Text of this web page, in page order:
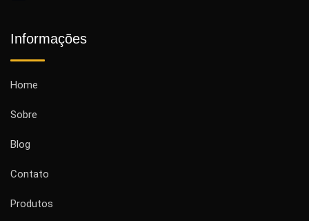
Informações
Home
Sobre
Blog
Contato
Produtos